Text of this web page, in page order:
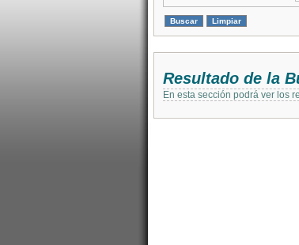
Resultado de la
En esta sección podrá ver los